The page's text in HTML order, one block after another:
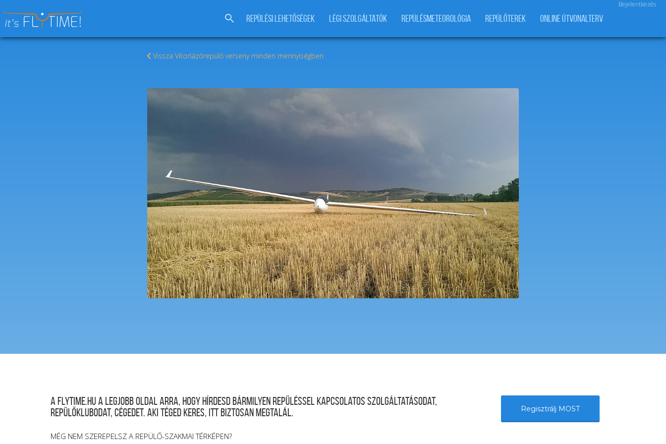
Bejelentkezés
REPÜLÉSI LEHETŐSÉGEK LÉGI SZOLGÁLTATÓK REPÜLÉSMETEOROLÓGIA REPÜLŐTEREK ONLINE ÚTVONALTERV
Keresés:
Vissza Vitorlázórepülő verseny minden mennyiségben
A FLYTIME.HU a legjobb oldal arra, hogy hírdesd bármilyen repüléssel kapcsolatos szolgáltatásodat,
repülőklubodat, cégedet. Aki téged keres, itt biztosan megtalál.
MÉG NEM SZEREPELSZ A REPÜLŐ-SZAKMAI TÉRKÉPEN?
Regisztrálj MOST